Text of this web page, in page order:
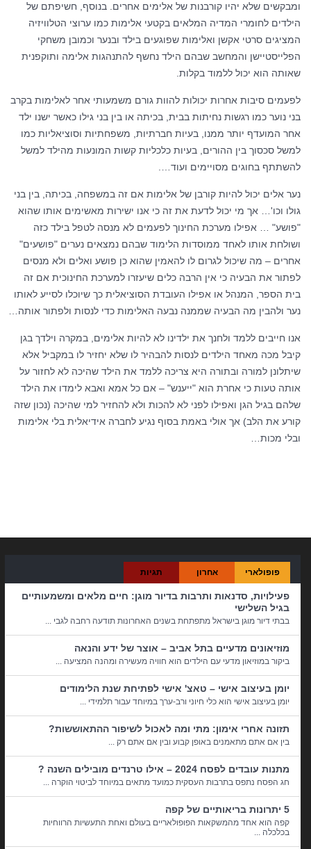
ומבקשים שלא יהיו קורבנות של אלימים אחרים. בנוסף, חשיפתם של
הילדים לחומרי המדיה המלאים בקטעי אלימות כמו ערוצי הטלוויזיה
המציגים סרטי אקשן ואלימות שפוגעים בילד ובנער וכמובן משחקי
הפלייסטיישן והמחשב שבהם הילד נחשף להתנהגות אלימה ותוקפנית
שאותה הוא יכול ללמוד בקלות.
לפעמים סיבות אחרות יכולות להוות גורם משמעותי אחר לאלימות בקרב
בני נוער כמו רגשות נחיתות בבית, בכיתה או בין בני גילו כאשר ישנו ילד
אחר המועדף יותר ממנו, בעיות חברתיות, משפחתיות וסוציאליות כמו
למשל סכסוך בין ההורים, בעיות כלכליות קשות המונעות מהילד למשל
להשתתף בחוגים מסויימים ועוד….
נער אלים יכול להיות קורבן של אלימות אם זה במשפחה, בכיתה, בין בני
גולו וכו'… אך מי יכול לדעת את זה כי אנו ישירות מאשימים אותו שהוא
"פושע" … אפילו מערכת החינוך לפעמים לא מנסה לטפל בילד כזה
ושולחת אותו לאחד ממוסדות הלימוד שבהם נמצאים נערים "פושעים"
אחרים – מה שיכול לגרום לו להאמין שהוא כן פושע ואלים ולא מנסים
לפתור את הבעיה כי אין הרבה כלים שיעזרו למערכת החינוכית אם זה
בית הספר, המנהל או אפילו העובדת הסוציאלית כך שיוכלו לסייע לאותו
נער ולהבין מה הבעיה שממנה נבעה האלימות כדי לנסות ולפתור אותה…
אנו חייבים ללמד ולחנך את ילדינו לא להיות אלימים, במקרה וילדך בגן
קיבל מכה מאחד הילדים לנסות להבהיר לו שלא יחזיר לו במקביל אלא
שיתלונן למורה ובתורה היא צריכה ללמד את הילד שהיכה לא לחזור על
אותה טעות כי אחרת הוא "ייענש" – אם כל אמא ואבא לימדו את הילד
שלהם בגיל הגן ואפילו לפני לא להכות ולא להחזיר למי שהיכה (נכון שזה
קורע את הלב) אך אולי באמת בסוף נגיע לחברה אידיאלית בלי אלימות
ובלי מכות…
פופולארי אחרון תגיות
פעילויות, סדנאות ותרבות בדיור מוגן: חיים מלאים ומשמעותיים
בגיל השלישי
בבתי דיור מוגן בישראל מתפתחת בשנים האחרונות תודעה רחבה לגבי ...
מוזיאונים מדעיים בתל אביב – אוצר של ידע והנאה
ביקור במוזיאון מדעי עם הילדים הוא חוויה מעשירה ומהנה המציעה ...
יומן בעיצוב אישי – טאצ' אישי לפתיחת שנת הלימודים
יומן בעיצוב אישי הוא כלי חיוני ורב-ערך במיוחד עבור תלמידי ...
תזונה אחרי אימון: מתי ומה לאכול לשיפור ההתאוששות?
בין אם אתם מתאמנים באופן קבוע ובין אם אתם רק ...
מתנות עובדים לפסח 2024 – אילו טרנדים מובילים השנה ?
חג הפסח נתפס בתרבות העסקית כמועד מתאים במיוחד לביטוי הוקרה ...
5 יתרונות בריאותיים של קפה
קפה הוא אחד מהמשקאות הפופולאריים בעולם ואחת התעשיות הרווחיות
בכלכלה ...